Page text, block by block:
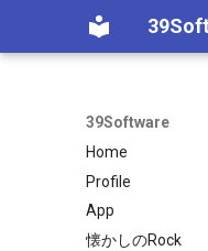
39Software
Home
Profile
App
Android
懐かしのRock